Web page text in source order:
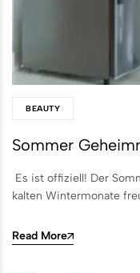
BEAUTY
Sommer
Es ist offiziell! Der
kalten Wintermonate
Read More